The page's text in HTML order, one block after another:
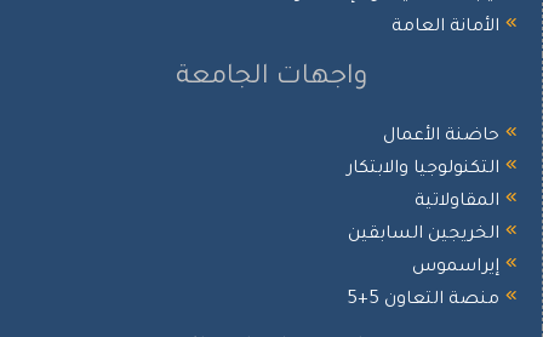
الأمانة العامة
واجهات الجامعة
حاضنة الأعمال
التكنولوجيا والابتكار
المقاولاتية
الخريجين السابقين
إيراسموس
منصة التعاون 5+5